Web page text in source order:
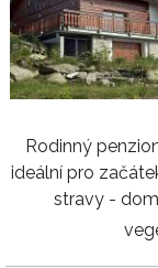
Rodinný
ideální pro
stravy -